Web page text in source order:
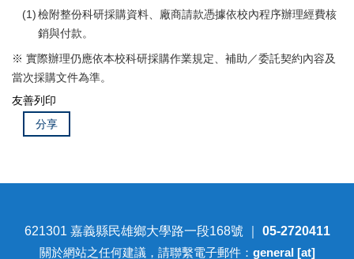
檢附整份科研採購資料、廠商請款憑據依校內程序辦理經費核
銷與付款。
※ 實際辦理仍應依本校科研採購作業規定、補助／委託契約內容及
當次採購文件為準。
友善列印
分享
621301 嘉義縣民雄鄉大學路一段168號 ｜ 05-2720411
關於網站之任何建議，請聯繫電子郵件： general [at]